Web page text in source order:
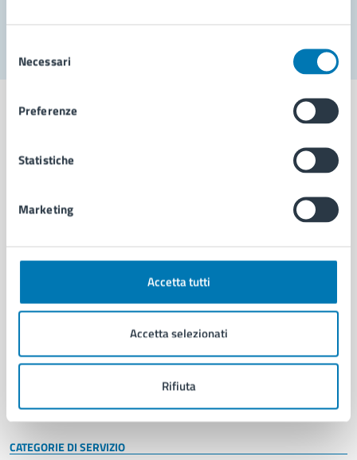
delNecessari
Preferenze
Statistiche
Marketing
Accetta tutti
Accetta selezionati
Rifiuta
Comune di Napoli
AMMINISTRAZIONE
Organi di governo
Enti e fondazioni
Personale amministrativo
Intranet, posta aziendale e protocollo
CATEGORIE DI SERVIZIO